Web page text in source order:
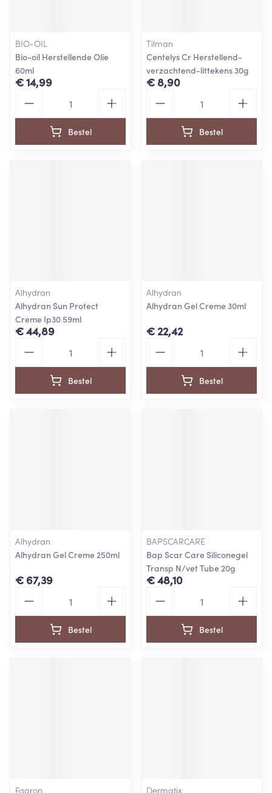
BIO-OIL
Bio-oil Herstellende Olie
60ml
€ 14,99
Bestel
Tilman
Centelys Cr Herstellend-
verzachtend-littekens 30g
€ 8,90
Bestel
Alhydran
Alhydran Sun Protect
Creme Ip30 59ml
€ 44,89
Bestel
Alhydran
Alhydran Gel Creme 30ml
€ 22,42
Bestel
Alhydran
Alhydran Gel Creme 250ml
€ 67,39
Bestel
BAPSCARCARE
Bap Scar Care Siliconegel
Transp N/vet Tube 20g
€ 48,10
Bestel
Fagron Dermatix